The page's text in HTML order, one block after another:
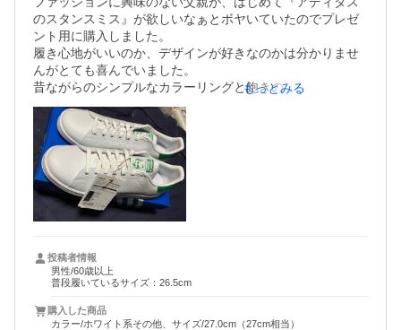
のスタンスミス』が欲しいなぁとボヤいていたのでプレゼ
ント用に購入しました。
履き心地がいいのか、デザインが好きなのかは分かりませ
んがとても喜んでいました。
昔ながらのシンプルなカラーリングと飽きのこないデザイ
もっとみる
投稿者情報
男性/60歳以上
普段履いているサイズ：26.5cm
購入した商品
カラー/ホワイト系その他、サイズ/27.0cm（27cm相当）